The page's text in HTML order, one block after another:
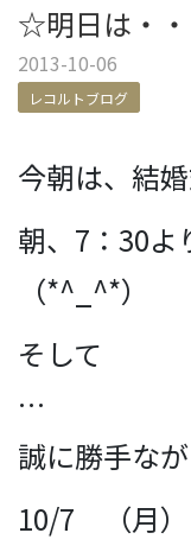
☆明日は・
2013-10-06
レコルトブログ
今朝は、結
朝、7：30よ
（*^_^*）
そして
…
誠に勝手な
10/7 （月